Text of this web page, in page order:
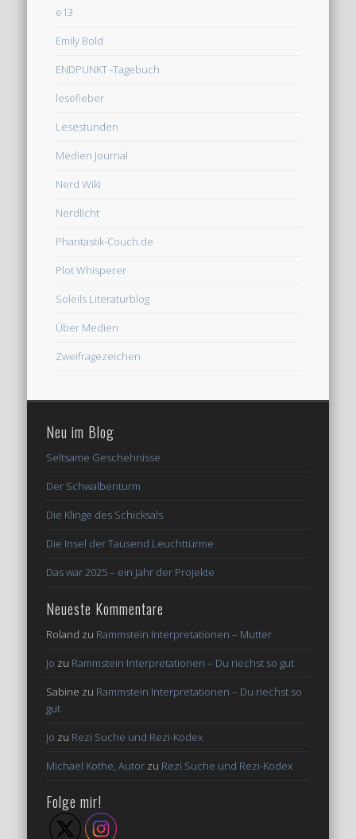
e13
Emily Bold
ENDPUNKT -Tagebuch
lesefieber
Lesestunden
Medien Journal
Nerd Wiki
Nerdlicht
Phantastik-Couch.de
Plot Whisperer
Soleils Literaturblog
Über Medien
Zweifragezeichen
Neu im Blog
Seltsame Geschehnisse
Der Schwalbenturm
Die Klinge des Schicksals
Die Insel der Tausend Leuchttürme
Das war 2025 – ein Jahr der Projekte
Neueste Kommentare
Roland zu Rammstein Interpretationen – Mutter
Jo zu Rammstein Interpretationen – Du riechst so gut
Sabine zu Rammstein Interpretationen – Du riechst so
gut
Jo zu Rezi Suche und Rezi-Kodex
Michael Kothe, Autor zu Rezi Suche und Rezi-Kodex
Folge mir!